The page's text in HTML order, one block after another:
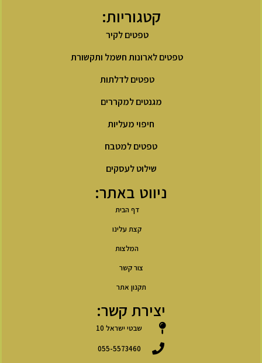
קטגוריות:
טפטים לקיר
טפטים לארונות חשמל ותקשורת
טפטים לדלתות
מגנטים למקררים
חיפוי מעליות
טפטים למטבח
שילוט לעסקים
ניווט באתר:
דף הבית
קצת עלינו
המלצות
צור קשר
תקנון אתר
יצירת קשר:
שבטי ישראל 10
055-5573460